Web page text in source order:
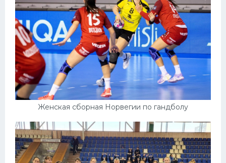
Женская сборная Норвегии по гандболу